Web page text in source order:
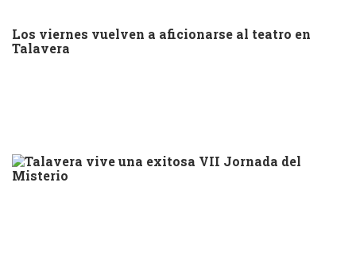
Los viernes vuelven a aficionarse al teatro en
Talavera